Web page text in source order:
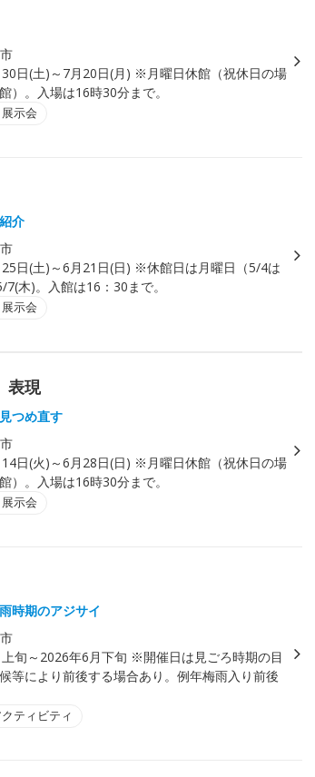
日(土)～7月20日(月) ※月曜日休館（祝休日の場
）。入場は16時30分まで。
示会
介
日(土)～6月21日(日) ※休館日は月曜日（5/4は
木)。入館は16：30まで。
示会
表現
つめ直す
日(火)～6月28日(日) ※月曜日休館（祝休日の場
）。入場は16時30分まで。
示会
時期のアジサイ
旬～2026年6月下旬 ※開催日は見ごろ時期の目
等により前後する場合あり。例年梅雨入り前後
ティビティ